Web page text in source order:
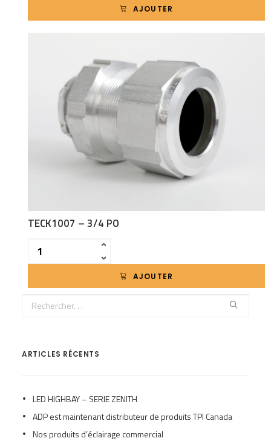
AJOUTER
TECK1007 – 3/4 PO
‹
›
AJOUTER
ARTICLES RÉCENTS
LED HIGHBAY – SERIE ZENITH
ADP est maintenant distributeur de produits TPI Canada
Nos produits d’éclairage commercial